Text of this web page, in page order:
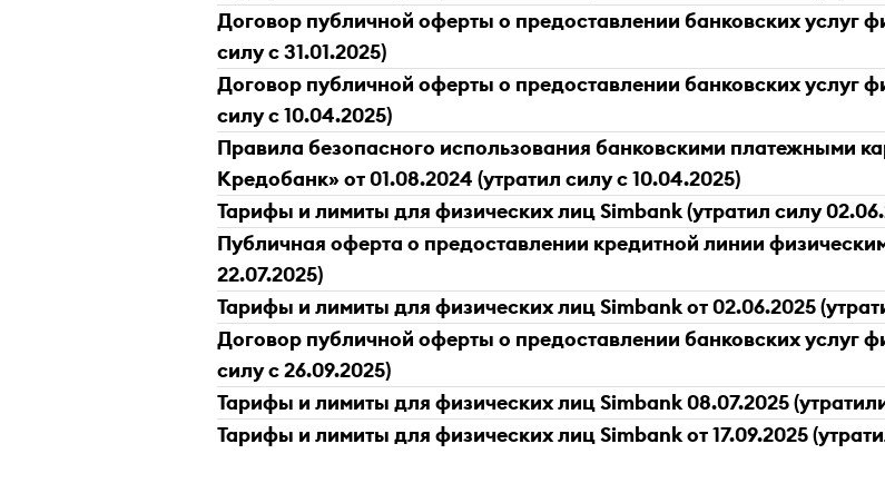
Договор публичной оферты о предоставлении банковских услуг
силу с 31.01.2025)
Договор публичной оферты о предоставлении банковских услуг
силу с 10.04.2025)
Правила безопасного использования банковскими платежными
Кредобанк» от 01.08.2024 (утратил силу с 10.04.2025)
Тарифы и лимиты для физических лиц Simbank (утратил силу
Публичная оферта о предоставлении кредитной линии
22.07.2025)
Тарифы и лимиты для физических лиц Simbank от 02.06.2025
Договор публичной оферты о предоставлении банковских услуг
силу с 26.09.2025)
Тарифы и лимиты для физических лиц Simbank 08.07.2025
Тарифы и лимиты для физических лиц Simbank от 17.09.2025